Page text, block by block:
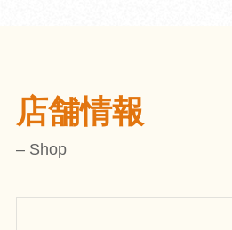
店舗情報
– Shop